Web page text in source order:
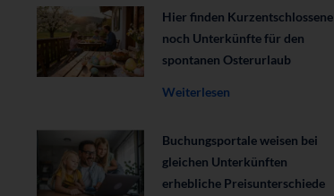
Hier finden Kurzentschlossene
noch Unterkünfte für den
spontanen Osterurlaub
Weiterlesen
Buchungsportale weisen bei
gleichen Unterkünften
erhebliche Preisunterschiede